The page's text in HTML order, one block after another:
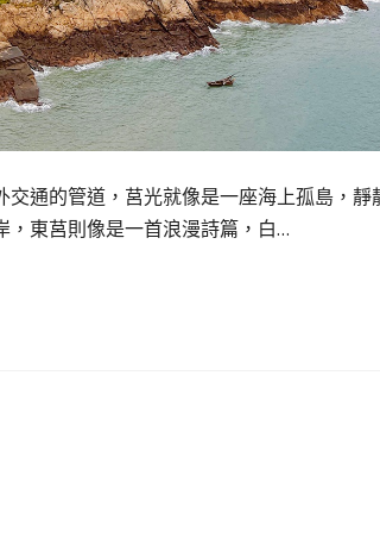
通的管道，莒光就像是一座海上孤島，
，東莒則像是一首浪漫詩篇，白…